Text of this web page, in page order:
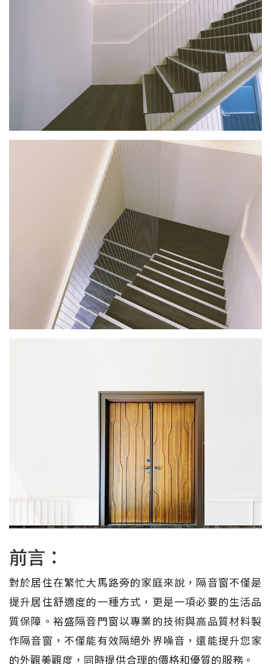
前言：
對於居住在繁忙大馬路旁的家庭來說，隔音窗不僅是
提升居住舒適度的一種方式，更是一項必要的生活品
質保障。裕盛隔音門窗以專業的技術與高品質材料製
作隔音窗，不僅能有效隔絕外界噪音，還能提升您家
的外觀美觀度，同時提供合理的價格和優質的服務。